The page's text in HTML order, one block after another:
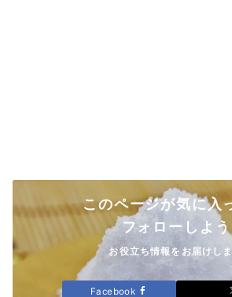
このページが気に入
フォローしよう
お役立ち情報をお届けし
Facebook